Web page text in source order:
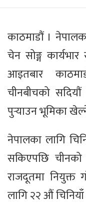
काठमाडौं ।
चेन सोङ्ग
आइतबार
चीनबीचको
पुर्‍याउन भूमिका
नेपालका लागि
सकिएपछि
राजदूतमा नियुक्त
लागि २२ औं